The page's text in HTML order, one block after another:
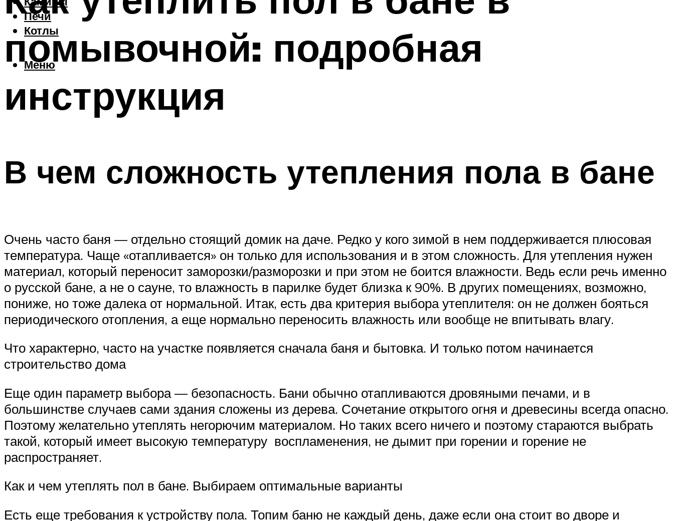
Печи
Котлы
Меню
помывочной: подробная
инструкция
В чем сложность утепления пола в бане
Очень часто баня — отдельно стоящий домик на даче. Редко у кого зимой в нем поддерживается плюсовая
температура. Чаще «отапливается» он только для использования и в этом сложность. Для утепления нужен
материал, который переносит заморозки/разморозки и при этом не боится влажности. Ведь если речь именно
о русской бане, а не о сауне, то влажность в парилке будет близка к 90%. В других помещениях, возможно,
пониже, но тоже далека от нормальной. Итак, есть два критерия выбора утеплителя: он не должен бояться
периодического отопления, а еще нормально переносить влажность или вообще не впитывать влагу.
Что характерно, часто на участке появляется сначала баня и бытовка. И только потом начинается
строительство дома
Еще один параметр выбора — безопасность. Бани обычно отапливаются дровяными печами, и в
большинстве случаев сами здания сложены из дерева. Сочетание открытого огня и древесины всегда опасно.
Поэтому желательно утеплять негорючим материалом. Но таких всего ничего и поэтому стараются выбрать
такой, который имеет высокую температуру воспламенения, не дымит при горении и горение не
распространяет.
Как и чем утеплять пол в бане. Выбираем оптимальные варианты
Есть еще требования к устройству пола. Топим баню не каждый день, даже если она стоит во дворе и